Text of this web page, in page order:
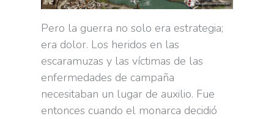
Pero la guerra no solo era estrategia;
era dolor. Los heridos en las
escaramuzas y las víctimas de las
enfermedades de campaña
necesitaban un lugar de auxilio. Fue
entonces cuando el monarca decidió